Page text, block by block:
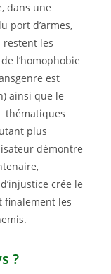
dans une
port d’armes,
restent les
l’homophobie
est
ainsi que le
thématiques
plus
démontre
crée le
finalement les
?